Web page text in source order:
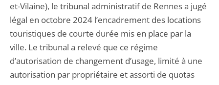
et-Vilaine), le tribunal administratif de Rennes a jugé
légal en octobre 2024 l’encadrement des locations
touristiques de courte durée mis en place par la
ville. Le tribunal a relevé que ce régime
d’autorisation de changement d’usage, limité à une
autorisation par propriétaire et assorti de quotas